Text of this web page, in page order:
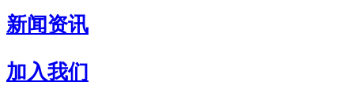
新闻资讯
加入我们